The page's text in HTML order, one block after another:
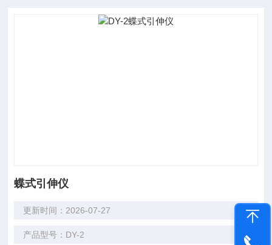
蝶式引伸仪
更新时间：2026-07-27
产品型号：DY-2